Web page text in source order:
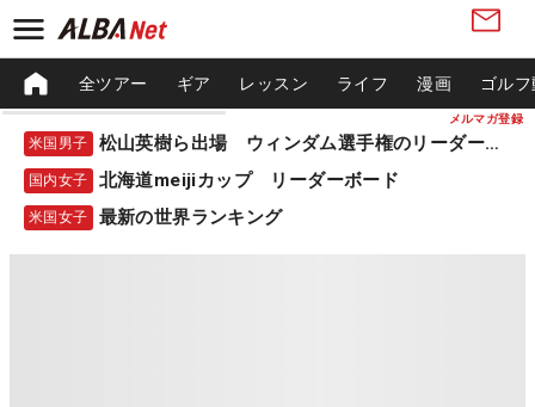
メルマガ登録
全ツアー ギア レッスン ライフ 漫画 ゴル
米国男子 松山英樹ら出場 ウィンダム選手権のリーダーボード
国内女子 北海道meijiカップ リーダーボード
米国女子 最新の世界ランキング